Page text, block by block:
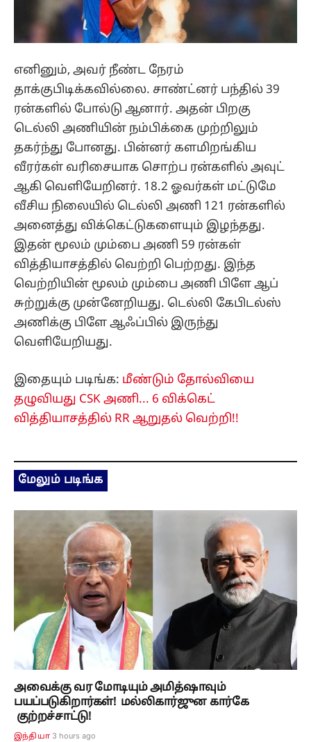
எனினும், அவர் நீண்ட நேரம்
தாக்குபிடிக்கவில்லை. சாண்ட்னர் பந்தில் 39
ரன்களில் போல்டு ஆனார். அதன் பிறகு
டெல்லி அணியின் நம்பிக்கை முற்றிலும்
தகர்ந்து போனது. பின்னர் களமிறங்கிய
வீரர்கள் வரிசையாக சொற்ப ரன்களில் அவுட்
ஆகி வெளியேறினர். 18.2 ஓவர்கள் மட்டுமே
வீசிய நிலையில் டெல்லி அணி 121 ரன்களில்
அனைத்து விக்கெட்டுகளையும் இழந்தது.
இதன் மூலம் மும்பை அணி 59 ரன்கள்
வித்தியாசத்தில் வெற்றி பெற்றது. இந்த
வெற்றியின் மூலம் மும்பை அணி பிளே ஆப்
சுற்றுக்கு முன்னேறியது. டெல்லி கேபிடல்ஸ்
அணிக்கு பிளே ஆஃப்பில் இருந்து
வெளியேறியது.
இதையும் படிங்க: மீண்டும் தோல்வியை
தழுவியது CSK அணி... 6 விக்கெட்
வித்தியாசத்தில் RR ஆறுதல் வெற்றி!!
மேலும் படிங்க
அவைக்கு வர மோடியும் அமித்ஷாவும்
பயப்படுகிறார்கள்! மல்லிகார்ஜுன கார்கே
குற்றச்சாட்டு!
இந்தியா 3 hours ago